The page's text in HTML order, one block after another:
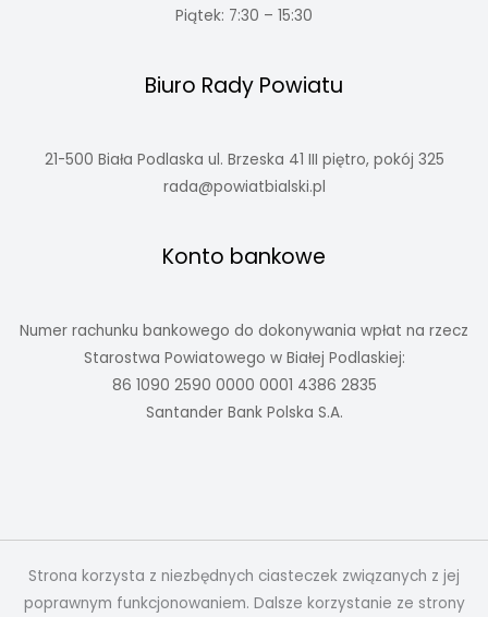
Piątek: 7:30 – 15:30
Biuro Rady Powiatu
21-500 Biała Podlaska ul. Brzeska 41 III piętro, pokój 325
rada@powiatbialski.pl
Konto bankowe
Numer rachunku bankowego do dokonywania wpłat na rzecz
Starostwa Powiatowego w Białej Podlaskiej:
86 1090 2590 0000 0001 4386 2835
Santander Bank Polska S.A.
Strona korzysta z niezbędnych ciasteczek związanych z jej
poprawnym funkcjonowaniem. Dalsze korzystanie ze strony